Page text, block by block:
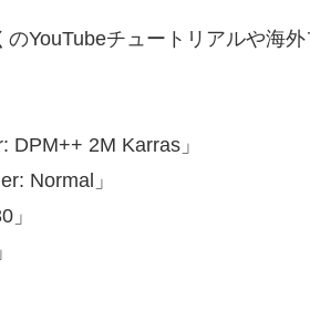
のYouTubeチュートリアルや海
DPM++ 2M Karras」
Normal」
」